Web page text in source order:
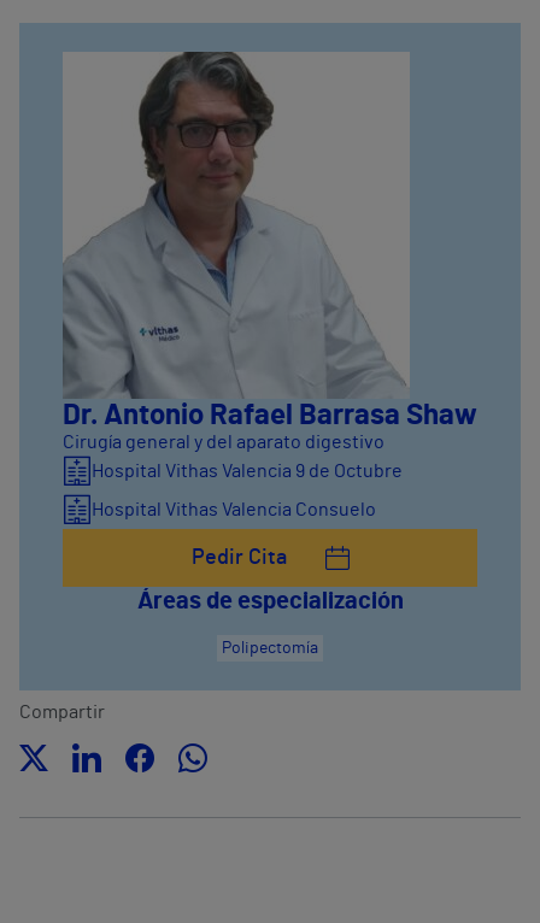
Dr. Antonio Rafael Barrasa Shaw
Cirugía general y del aparato digestivo
Hospital Vithas Valencia 9 de Octubre
Hospital Vithas Valencia Consuelo
Pedir Cita
Áreas de especialización
Polipectomía
Compartir